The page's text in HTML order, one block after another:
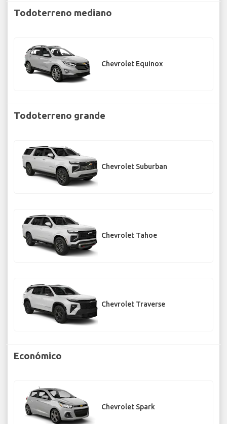
Todoterreno mediano
Chevrolet Equinox
Todoterreno grande
Chevrolet Suburban
Chevrolet Tahoe
Chevrolet Traverse
Económico
Chevrolet Spark